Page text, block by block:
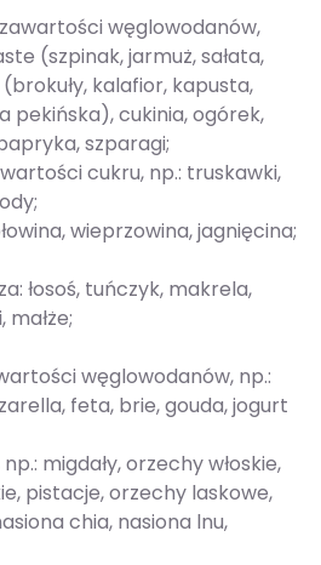
węglowodanów,
(szpinak, jarmuż, sałata,
kalafior, kapusta,
pekińska), cukinia, ogórek,
szparagi;
cukru, np.: truskawki,
wieprzowina, jagnięcina;
łosoś, tuńczyk, makrela,
węglowodanów, np.:
feta, brie, gouda, jogurt
migdały, orzechy włoskie,
pistacje, orzechy laskowe,
chia, nasiona lnu,